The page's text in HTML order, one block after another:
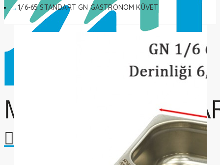
1/6-65 STANDART GN GASTRONOM KÜVET